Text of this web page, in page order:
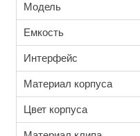
Модель
Емкость
Интерфейс
Материал корпуса
Цвет корпуса